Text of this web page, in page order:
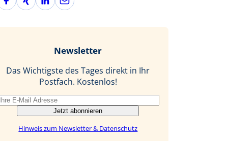
i
i
n
-
l
Newsletter
Das Wichtigste des Tages direkt in Ihr
Postfach. Kostenlos!
Jetzt abonnieren
Hinweis zum Newsletter & Datenschutz